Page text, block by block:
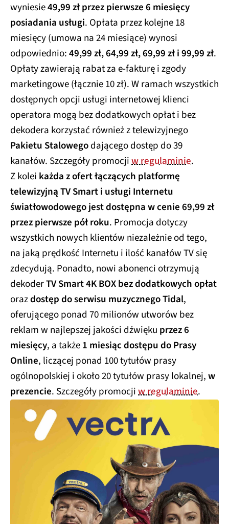
wyniesie49,99 zł przez pierwsze 6 miesięcy
posiadania usługi. Opłata przez kolejne 18
miesięcy (umowa na 24 miesiące) wynosi
odpowiednio:49,99 zł, 64,99 zł, 69,99 zł i 99,99 zł.
Opłaty zawierają rabat za e-fakturę i zgody
marketingowe (łącznie 10 zł). W ramach wszystkich
dostępnych opcji usługi internetowej klienci
operatora mogą bez dodatkowych opłat i bez
dekodera korzystać również z telewizyjnego
Pakietu Stalowegodającego dostęp do 39
kanałów. Szczegóły promocjiw regulaminie.
Z kolei każda z ofert łączących platformę
telewizyjną TV Smart i usługi Internetu
światłowodowego jest dostępna w cenie 69,99 zł
przez pierwsze pół roku. Promocja dotyczy
wszystkich nowych klientów niezależnie od tego,
na jaką prędkość Internetu i ilość kanałów TV się
zdecydują. Ponadto, nowi abonenci otrzymują
dekoderTV Smart 4K BOX bez dodatkowych opłat
orazdostęp do serwisu muzycznego Tidal,
oferującego ponad 70 milionów utworów bez
reklam w najlepszej jakości dźwięku przez 6
miesięcy, a także1 miesiąc dostępu do Prasy
Online, liczącej ponad 100 tytułów prasy
ogólnopolskiej i około 20 tytułów prasy lokalnej,w
prezencie. Szczegóły promocjiw regulaminie.